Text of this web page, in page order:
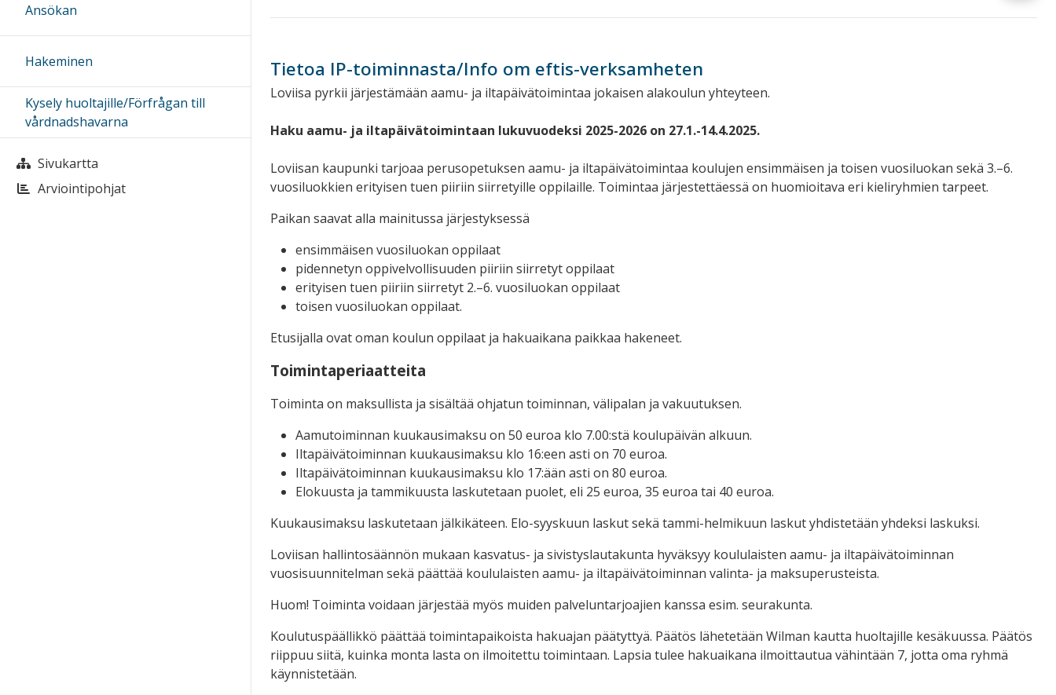
Tietoa IP-toiminnasta/Info om eftis-verksamheten
Loviisa pyrkii järjestämään aamu- ja iltapäivätoimintaa jokaisen alakoulun yhteyteen.
Haku aamu- ja iltapäivätoimintaan lukuvuodeksi 2025-2026 on 27.1.-14.4.2025.
Loviisan kaupunki tarjoaa perusopetuksen aamu- ja iltapäivätoimintaa koulujen ensimmäisen ja toisen vuosiluokan sekä 3.–6.
vuosiluokkien erityisen tuen piiriin siirretyille oppilaille. Toimintaa järjestettäessä on huomioitava eri kieliryhmien tarpeet.
Paikan saavat alla mainitussa järjestyksessä
ensimmäisen vuosiluokan oppilaat
pidennetyn oppivelvollisuuden piiriin siirretyt oppilaat
erityisen tuen piiriin siirretyt 2.–6. vuosiluokan oppilaat
toisen vuosiluokan oppilaat.
Etusijalla ovat oman koulun oppilaat ja hakuaikana paikkaa hakeneet.
Toimintaperiaatteita
Toiminta on maksullista ja sisältää ohjatun toiminnan, välipalan ja vakuutuksen.
Aamutoiminnan kuukausimaksu on 50 euroa klo 7.00:stä koulupäivän alkuun.
Iltapäivätoiminnan kuukausimaksu klo 16:een asti on 70 euroa.
Iltapäivätoiminnan kuukausimaksu klo 17:ään asti on 80 euroa.
Elokuusta ja tammikuusta laskutetaan puolet, eli 25 euroa, 35 euroa tai 40 euroa.
Kuukausimaksu laskutetaan jälkikäteen. Elo-syyskuun laskut sekä tammi-helmikuun laskut yhdistetään yhdeksi laskuksi.
Loviisan hallintosäännön mukaan kasvatus- ja sivistyslautakunta hyväksyy koululaisten aamu- ja iltapäivätoiminnan
vuosisuunnitelman sekä päättää koululaisten aamu- ja iltapäivätoiminnan valinta- ja maksuperusteista.
Huom! Toiminta voidaan järjestää myös muiden palveluntarjoajien kanssa esim. seurakunta.
Koulutuspäällikkö päättää toimintapaikoista hakuajan päätyttyä. Päätös lähetetään Wilman kautta huoltajille kesäkuussa. Päätös
riippuu siitä, kuinka monta lasta on ilmoitettu toimintaan. Lapsia tulee hakuaikana ilmoittautua vähintään 7, jotta oma ryhmä
käynnistetään.
Ansökan
Hakeminen
Kysely huoltajille/Förfrågan till
vårdnadshavarna
Sivukartta
Arviointipohjat